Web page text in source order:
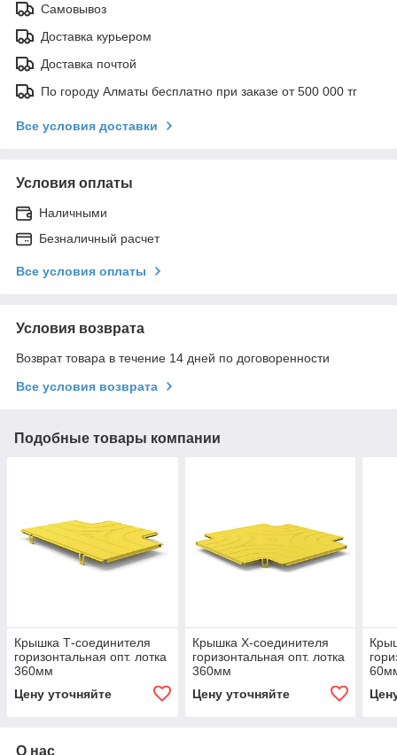
Самовывоз
Доставка курьером
Доставка почтой
По городу Алматы бесплатно при заказе от 500 000 тг
Все условия доставки
Условия оплаты
Наличными
Безналичный расчет
Все условия оплаты
Условия возврата
Возврат товара в течение 14 дней по договоренности
Все условия возврата
Подобные товары компании
Крышка Т-соединителя
горизонтальная опт. лотка
360мм
Цену уточняйте
Крышка Х-соединителя
горизонтальная опт. лотка
360мм
Цену уточняйте
О нас